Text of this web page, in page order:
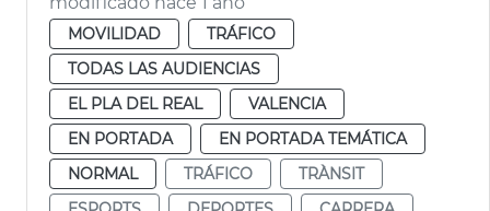
MOVILIDAD
TRÁFICO
TODAS LAS AUDIENCIAS
EL PLA DEL REAL
VALENCIA
EN PORTADA
EN PORTADA TEMÁTICA
NORMAL
TRÁFICO
TRÀNSIT